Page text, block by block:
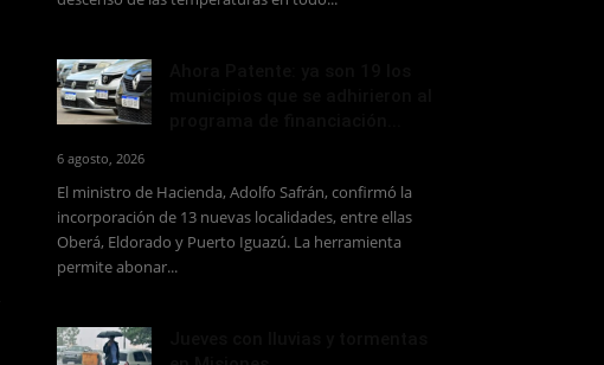
6 agosto, 2026
El ministro de Hacienda, Adolfo Safrán, confirmó la
incorporación de 13 nuevas localidades, entre ellas
Oberá, Eldorado y Puerto Iguazú. La herramienta
permite abonar...